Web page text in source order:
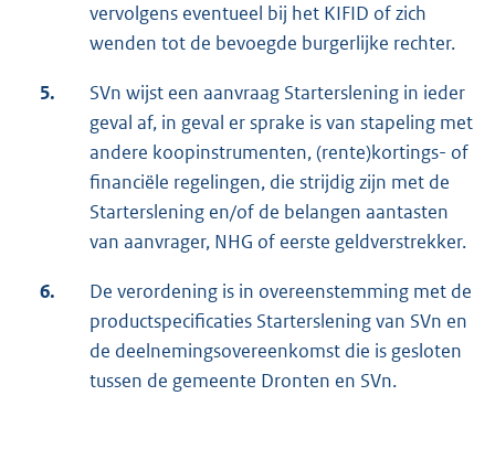
vervolgens eventueel bij het KIFID of zich
wenden tot de bevoegde burgerlijke rechter.
5.
SVn wijst een aanvraag Starterslening in ieder
geval af, in geval er sprake is van stapeling met
andere koopinstrumenten, (rente)kortings- of
financiële regelingen, die strijdig zijn met de
Starterslening en/of de belangen aantasten
van aanvrager, NHG of eerste geldverstrekker.
6.
De verordening is in overeenstemming met de
productspecificaties Starterslening van SVn en
de deelnemingsovereenkomst die is gesloten
tussen de gemeente Dronten en SVn.